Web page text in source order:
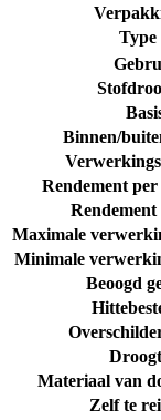
Type
Binnen/
Rendement
Maximale
Minimale
Beoogd
Materiaal van
Zelf te